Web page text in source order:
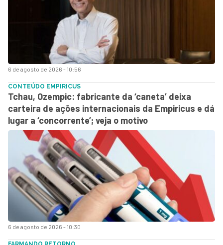
6 de agosto de 2026 - 10:56
6 de agosto de 2026 - 10:30
CONTEÚDO EMPIRICUS
Tchau, Ozempic: fabricante da ‘caneta’ deixa
carteira de ações internacionais da Empiricus e dá
lugar a ‘concorrente’; veja o motivo